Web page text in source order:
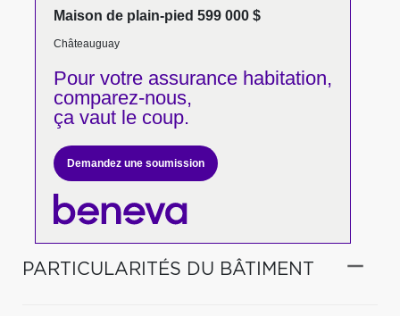
Maison de plain-pied 599 000 $
Châteauguay
Pour votreassurance habitation,
comparez-nous,
ça vaut le coup.
Demandez une soumission
PARTICULARITÉS DU BÂTIMENT